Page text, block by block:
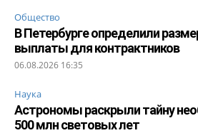
Общество
В Петербурге определили
выплаты для контрактников
06.08.2026 16:35
Наука
Астрономы раскрыли тайну
500 млн световых лет